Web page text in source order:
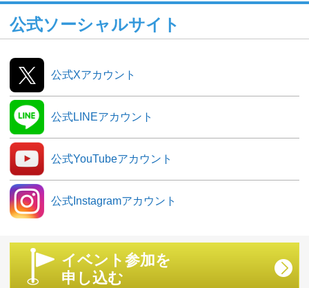
公式ソーシャルサイト
公式Xアカウント
公式LINEアカウント
公式YouTubeアカウント
公式Instagramアカウント
イベント参加を
申し込む